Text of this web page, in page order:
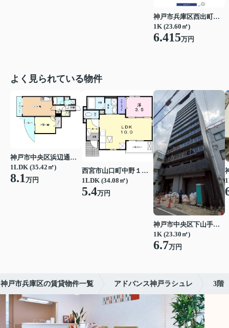
神戸市兵庫区西出町２丁目
1K (23.60㎡)
6.415万円
よく見られている物件
神戸市中央区浜辺通３丁目
1LDK (35.42㎡)
8.1万円
西宮市山口町中野１丁目
1LDK (34.08㎡)
5.4万円
神戸市中央区下山手通７丁目
1K (23.30㎡)
6.7万円
神戸市兵庫区の賃貸物件一覧 アドバンス神戸ラシュレ 3階